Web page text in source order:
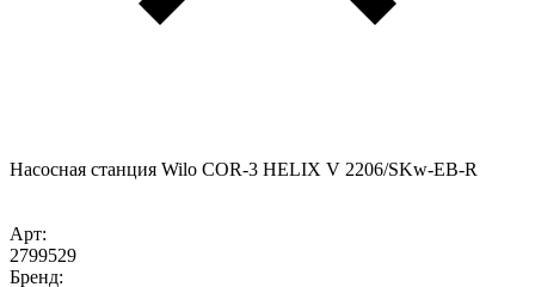
Насосная станция Wilo COR-3 HELIX V 2206/SKw-EB-R
Арт:
2799529
Бренд: